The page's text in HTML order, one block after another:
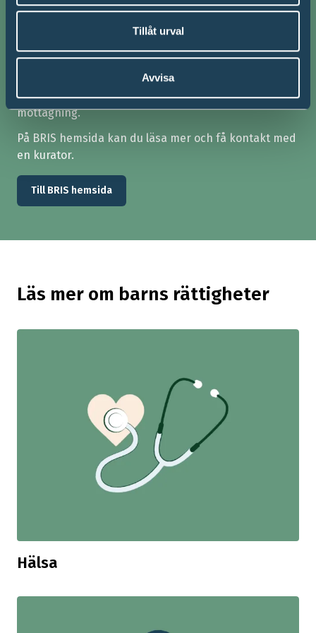
Tillåt urval
Avvisa
prata med en kurator. Du kan vara anonym och det är
gratis.
Du kan både ringa, sms:a och chatta med BRIS. I vissa
städer är det även möjligt att träffa en kurator på en
mottagning.
På BRIS hemsida kan du läsa mer och få kontakt med
en kurator.
Till BRIS hemsida
Läs mer om barns rättigheter
Hälsa